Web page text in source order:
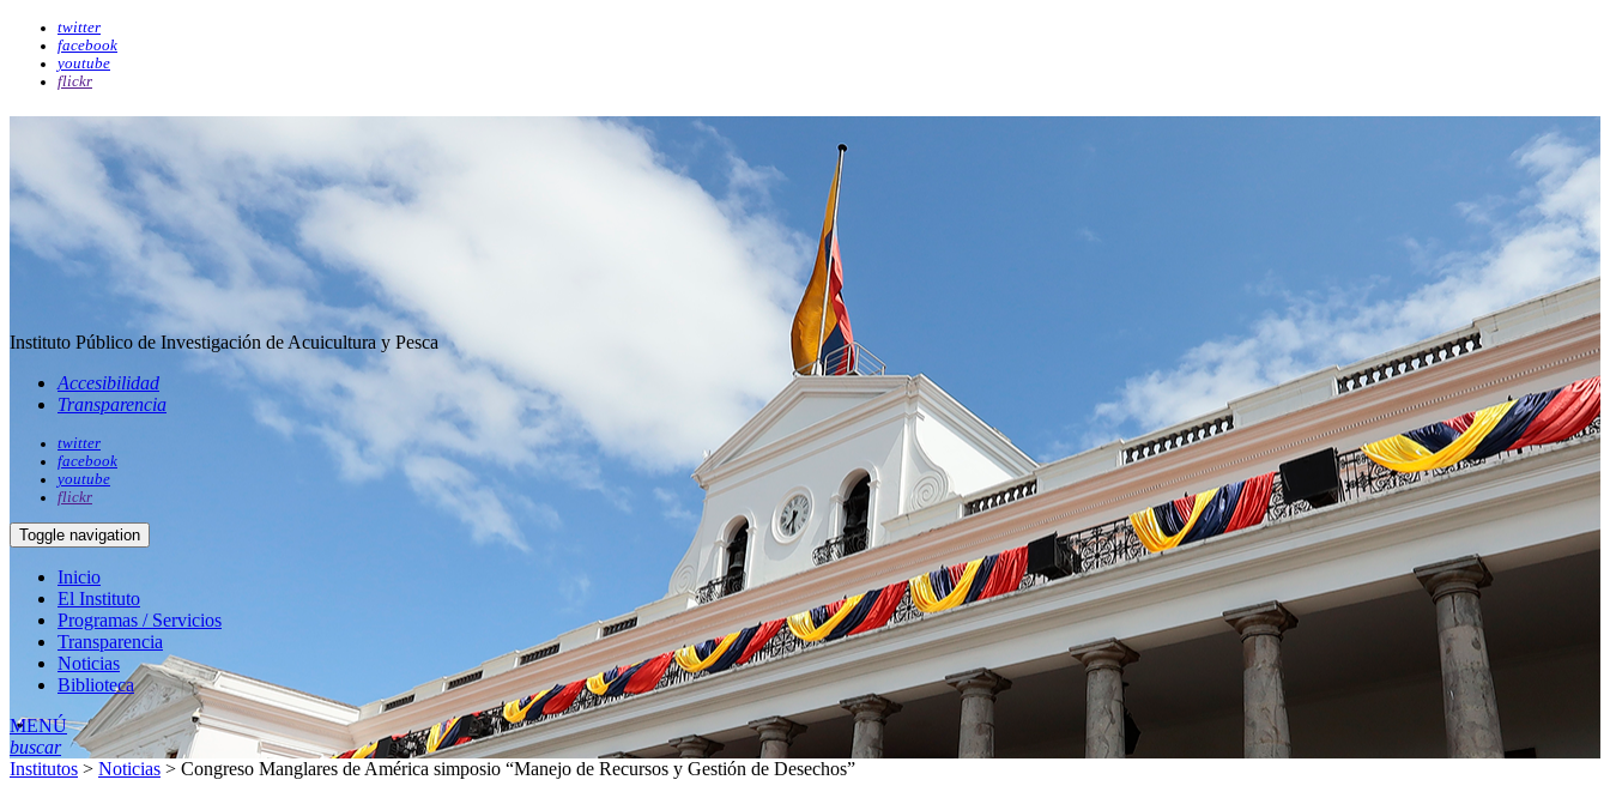
twitter
facebook
youtube
flickr
Instituto Público de Investigación de Acuicultura y Pesca
Accesibilidad
Transparencia
twitter
facebook
youtube
flickr
Toggle navigation
Inicio
El Instituto
Programas / Servicios
Transparencia
Noticias
Biblioteca
MENÚ
buscar
Institutos > Noticias > Congreso Manglares de América simposio “Manejo de Recursos y Gestión de Desechos”